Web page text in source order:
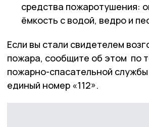
средства пожаротушения:
ёмкость с водой, ведро и
Если вы стали свидетелем
пожара, сообщите об этом по
пожарно-спасательной службы
единый номер «112».